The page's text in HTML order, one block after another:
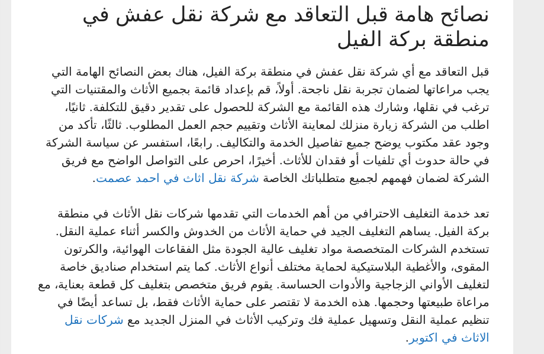
نصائح هامة قبل التعاقد مع شركة نقل عفش في
منطقة بركة الفيل
قبل التعاقد مع أي شركة نقل عفش في منطقة بركة الفيل، هناك بعض النصائح الهامة التي
يجب مراعاتها لضمان تجربة نقل ناجحة. أولاً، قم بإعداد قائمة بجميع الأثاث والمقتنيات التي
ترغب في نقلها، وشارك هذه القائمة مع الشركة للحصول على تقدير دقيق للتكلفة. ثانيًا،
اطلب من الشركة زيارة منزلك لمعاينة الأثاث وتقييم حجم العمل المطلوب. ثالثًا، تأكد من
وجود عقد مكتوب يوضح جميع تفاصيل الخدمة والتكاليف. رابعًا، استفسر عن سياسة الشركة
في حالة حدوث أي تلفيات أو فقدان للأثاث. أخيرًا، احرص على التواصل الواضح مع فريق
الشركة لضمان فهمهم لجميع متطلباتك الخاصة شركة نقل اثاث في احمد عصمت.
تعد خدمة التغليف الاحترافي من أهم الخدمات التي تقدمها شركات نقل الأثاث في منطقة
بركة الفيل. يساهم التغليف الجيد في حماية الأثاث من الخدوش والكسر أثناء عملية النقل.
تستخدم الشركات المتخصصة مواد تغليف عالية الجودة مثل الفقاعات الهوائية، والكرتون
المقوى، والأغطية البلاستيكية لحماية مختلف أنواع الأثاث. كما يتم استخدام صناديق خاصة
لتغليف الأواني الزجاجية والأدوات الحساسة. يقوم فريق متخصص بتغليف كل قطعة بعناية، مع
مراعاة طبيعتها وحجمها. هذه الخدمة لا تقتصر على حماية الأثاث فقط، بل تساعد أيضًا في
تنظيم عملية النقل وتسهيل عملية فك وتركيب الأثاث في المنزل الجديد مع شركات نقل
الاثاث في اكتوبر .